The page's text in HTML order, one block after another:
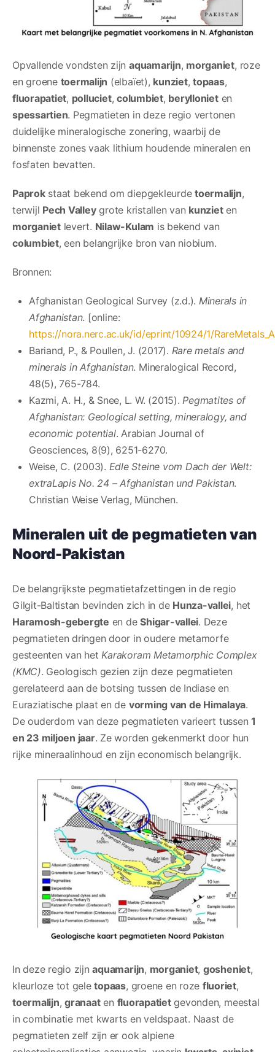
Opvallende vondsten zijn aquamarijn, morganiet, roze
en groene toermalijn (elbaïet), kunziet,topaas,
fluorapatiet, polluciet,columbiet, beryllonieten
spessartien. Pegmatieten in deze regio vertonen
duidelijke mineralogische zonering, waarbij de
binnenste zones vaak lithium houdende mineralen en
fosfaten bevatten.
Paprokstaat bekend om diepgekleurdetoermalijn,
terwijl Pech Valleygrote kristallen van kunzieten
morganietlevert. Nilaw-Kulam is bekend van
columbiet, een belangrijke bron van niobium.
Bronnen:
Afghanistan Geological Survey (z.d.). Minerals in
Afghanistan. [online:
https://nora.nerc.ac.uk/id/eprint/10924/1/
Bariand, P., & Poullen, J. (2017). Rare metals and
minerals in Afghanistan. Mineralogical Record,
48(5), 765-784.
Kazmi, A. H., & Snee, L. W. (2015).Pegmatites of
Afghanistan: Geological setting, mineralogy, and
economic potential. Arabian Journal of
Geosciences, 8(9), 6251-6270.
Weise, C. (2003). Edle Steine vom Dach der Welt:
extraLapis No. 24 – Afghanistan und Pakistan.
Christian Weise Verlag, München.
Mineralen uit de pegmatieten van
Noord-Pakistan
De belangrijkste pegmatietafzettingen in de regio
Gilgit-Baltistan bevinden zich in de Hunza-vallei, het
Haramosh-gebergte en deShigar-vallei. Deze
pegmatieten dringen door in oudere metamorfe
gesteenten van hetKarakoram Metamorphic Complex
(KMC). Geologisch gezien zijn deze pegmatieten
gerelateerd aan de botsing tussen de Indiase en
Euraziatische plaat en de vorming van de Himalaya.
De ouderdom van deze pegmatieten varieert tussen1
en 23 miljoen jaar. Ze worden gekenmerkt door hun
rijke mineraalinhoud en zijn economisch belangrijk.
In deze regio zijnaquamarijn, morganiet, gosheniet,
kleurloze tot geletopaas, groene en roze fluoriet,
toermalijn,granaaten fluorapatietgevonden, meestal
in combinatie met kwarts en veldspaat. Naast de
pegmatieten zelf zijn er ook alpiene